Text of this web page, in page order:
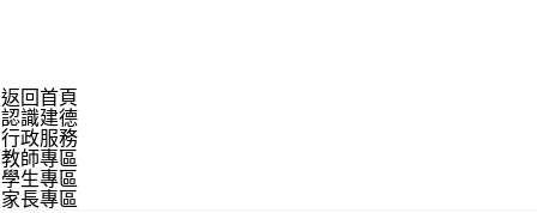
返回首頁
認識建德
行政服務
教師專區
學生專區
家長專區